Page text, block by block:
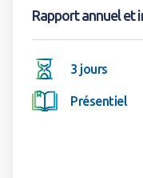
Rapport annuel et
3 jours
Présentiel